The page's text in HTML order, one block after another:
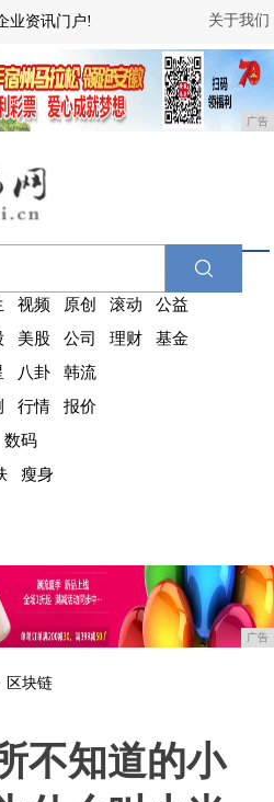
关于我们
业资讯门户!
广告
视频 原创 滚动
公益
美股 公司 理财
基金
八卦
韩流
行情
报价
数码
瘦身
广告
区块链
不知道的小